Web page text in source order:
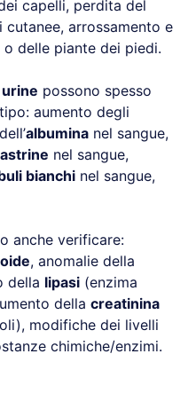
capelli, perdita del
arrossamento e
delle piante dei piedi.
possono spesso
aumento degli
albumina nel sangue,
nel sangue,
bianchi nel sangue,
anche verificare:
, anomalie della
della lipasi (enzima
della creatinina
modifiche dei livelli
chimiche/enzimi.